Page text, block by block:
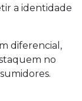
a identidade
diferencial,
no